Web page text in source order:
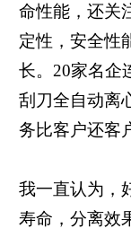
命性能，还关
定性，安全性
长。20家名企
刮刀全自动离
务比客户还客
我一直认为，
寿命，分离效